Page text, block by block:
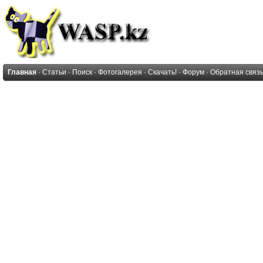
Главная · Статьи · Поиск · Фотогалерея · Скачать! · Форум · Обратная связь